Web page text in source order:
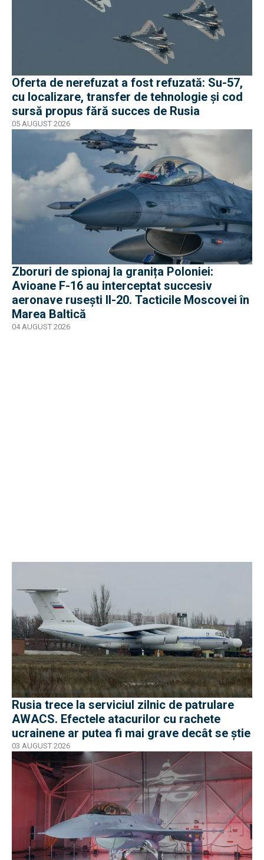
Oferta de nerefuzat a fost refuzată: Su-57,
cu localizare, transfer de tehnologie și cod
sursă propus fără succes de Rusia
05 AUGUST 2026
Zboruri de spionaj la granița Poloniei:
Avioane F-16 au interceptat succesiv
aeronave rusești Il-20. Tacticile Moscovei în
Marea Baltică
04 AUGUST 2026
Rusia trece la serviciul zilnic de patrulare
AWACS. Efectele atacurilor cu rachete
ucrainene ar putea fi mai grave decât se știe
03 AUGUST 2026